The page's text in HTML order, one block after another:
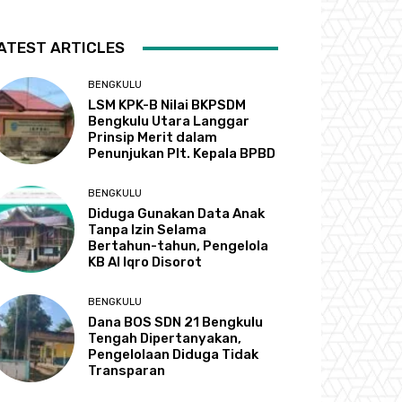
ARTICLES
BENGKULU
LSM KPK-B Nilai BKPSDM
Bengkulu Utara Langgar
Prinsip Merit dalam
Penunjukan Plt. Kepala BPBD
BENGKULU
Diduga Gunakan Data Anak
Tanpa Izin Selama
Bertahun-tahun, Pengelola
KB Al Iqro Disorot
BENGKULU
Dana BOS SDN 21 Bengkulu
Tengah Dipertanyakan,
Pengelolaan Diduga Tidak
Transparan